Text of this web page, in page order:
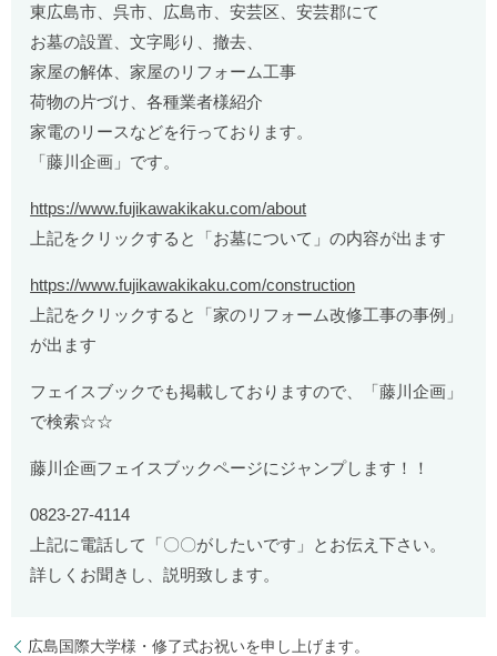
東広島市、呉市、広島市、安芸区、安芸郡にて
お墓の設置、文字彫り、撤去、
家屋の解体、家屋のリフォーム工事
荷物の片づけ、各種業者様紹介
家電のリースなどを行っております。
「藤川企画」です。
https://www.fujikawakikaku.com/about
上記をクリックすると「お墓について」の内容が出ます
https://www.fujikawakikaku.com/construction
上記をクリックすると「家のリフォーム改修工事の事例」
が出ます
フェイスブックでも掲載しておりますので、「藤川企画」
で検索☆☆
藤川企画フェイスブックページにジャンプします！！
0823-27-4114
上記に電話して「〇〇がしたいです」とお伝え下さい。
詳しくお聞きし、説明致します。
広島国際大学様・修了式お祝いを申し上げます。